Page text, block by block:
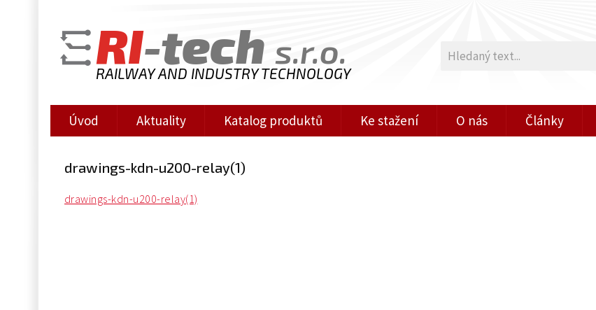
RI-tech s.r.o.
RAILWAY AND INDUSTRY TECHNOLOGY
Úvod Aktuality Katalog produktů Ke stažení O nás Články
drawings-kdn-u200-relay(1)
drawings-kdn-u200-relay(1)